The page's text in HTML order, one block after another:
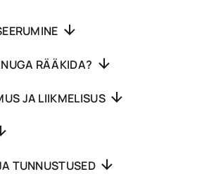
RÄÄKIDA?
JA LIIKMELISUS
TUNNUSTUSED